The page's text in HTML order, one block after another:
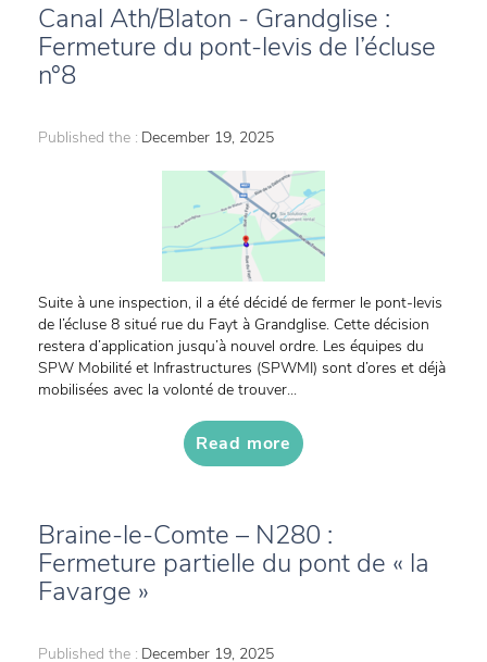
Canal Ath/Blaton - Grandglise :
Fermeture du pont-levis de l’écluse
n°8
Published the : December 19, 2025
Suite à une inspection, il a été décidé de fermer le pont-levis
de l’écluse 8 situé rue du Fayt à Grandglise. Cette décision
restera d’application jusqu’à nouvel ordre. Les équipes du
SPW Mobilité et Infrastructures (SPWMI) sont d’ores et déjà
mobilisées avec la volonté de trouver...
Read more
Braine-le-Comte – N280 :
Fermeture partielle du pont de « la
Favarge »
Published the : December 19, 2025